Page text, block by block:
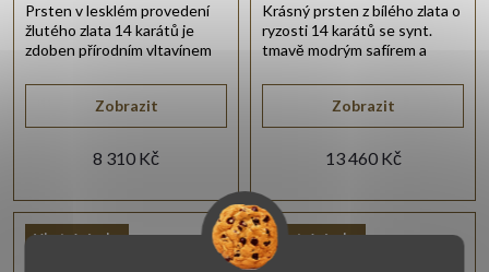
8 310 Kč
Zobrazit
Prsten v lesklém provedení
žlutého zlata 14 karátů je
zdoben přírodním vltavínem
13 460 Kč
Zobrazit
Krásný prsten z bílého zlata o
ryzosti 14 karátů se synt.
tmavě modrým safírem a
Vlastní výroba Vlastní výroba